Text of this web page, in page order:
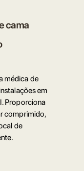
cama
médica de
em
Proporciona
comprimido,
de